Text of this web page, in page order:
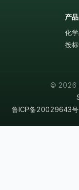
产品
化
按
© 2026
鲁ICP备20029643